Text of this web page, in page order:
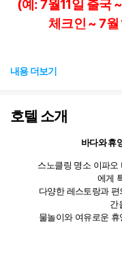
(예: 7월11일 출국
체크인 ~ 7
- 체크인시 제공되는 쿠폰은
객실 타입
새벽 항공편
객실 및 인원
성인 2명 기준
포함사항
주차, 스파 아
1회, $30크레
침대 설정
싱글베드 2개
호텔 직원에
이 보증금은
내용 더보기
호텔 소개
바다와 휴
스노클링 명소 이파오
에게
다양한 레스토랑과
간
물놀이와 여유로운